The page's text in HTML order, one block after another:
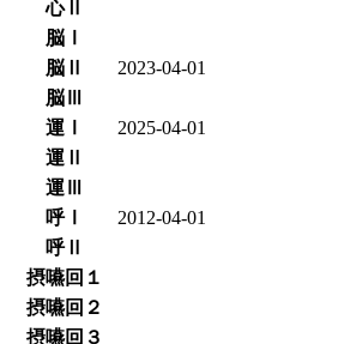
心Ⅱ
脳Ⅰ
脳Ⅱ
2023-04-01
脳Ⅲ
運Ⅰ
2025-04-01
運Ⅱ
運Ⅲ
呼Ⅰ
2012-04-01
呼Ⅱ
摂嚥回１
摂嚥回２
摂嚥回３